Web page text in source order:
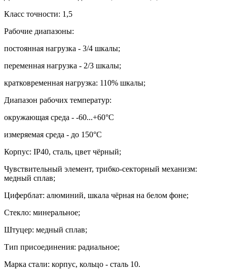
Класс точности: 1,5
Рабочие диапазоны:
постоянная нагрузка - 3/4 шкалы;
переменная нагрузка - 2/3 шкалы;
кратковременная нагрузка: 110% шкалы;
Диапазон рабочих температур:
окружающая среда - -60...+60°С
измеряемая среда - до 150°С
Корпус: IP40, сталь, цвет чёрный;
Чувствительный элемент, трибко-секторный механизм:
медный сплав;
Циферблат: алюминий, шкала чёрная на белом фоне;
Стекло: минеральное;
Штуцер: медный сплав;
Тип присоединения: радиальное;
Марка стали: корпус, кольцо - сталь 10.